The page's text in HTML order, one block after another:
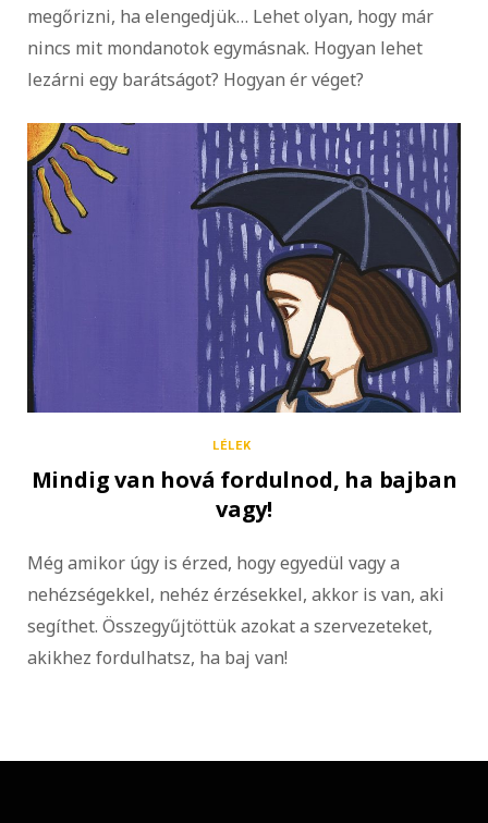
megőrizni, ha elengedjük… Lehet olyan, hogy már
nincs mit mondanotok egymásnak. Hogyan lehet
lezárni egy barátságot? Hogyan ér véget?
LÉLEK
Mindig van hová fordulnod, ha bajban
vagy!
Még amikor úgy is érzed, hogy egyedül vagy a
nehézségekkel, nehéz érzésekkel, akkor is van, aki
segíthet. Összegyűjtöttük azokat a szervezeteket,
akikhez fordulhatsz, ha baj van!